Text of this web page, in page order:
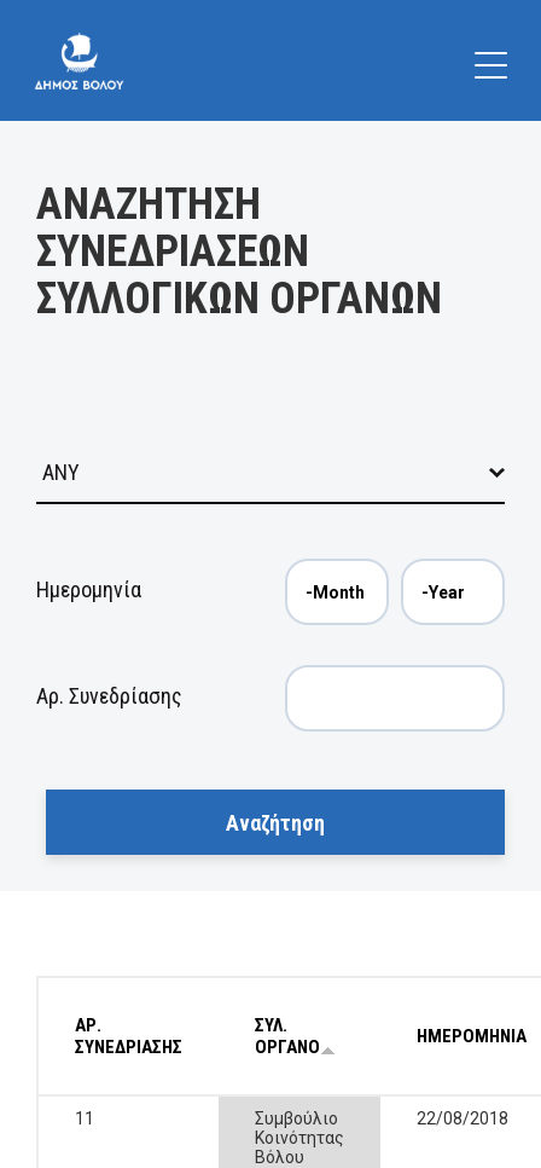
ΑΝΑΖΗΤΗΣΗ
ΣΥΝΕΔΡΙΑΣΕΩΝ
ΣΥΛΛΟΓΙΚΩΝ ΟΡΓΑΝΩΝ
Ημερομηνία
Αρ. Συνεδρίασης
ΑΡ.
ΣΥΝΕΔΡΙΑΣΗΣ
ΣΥΛ.
ΟΡΓΑΝΟ
ΗΜΕΡΟΜΗΝΙΑ
11
Συμβούλιο
Κοινότητας
Βόλου
22/08/2018